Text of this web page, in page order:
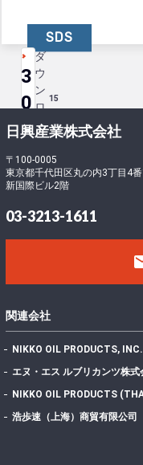
SDS
ダ
ウ
ン
ロ
ー
ド
15
フ
ァ
イ
ル
サ
イ
407.61 KB
イ
数
稿
日
2022年7月7日
最
3
0
-
5
4
5
0
日興産業株式会社
〒100-0005
東京都千代田区丸の内3丁目4
新国際ビル2階
03-3213-1611
関連会社
NIKKO OIL PRODUCTS, INC.
エヌ・エス ルブリカンツ株式
NIKKO OIL PRODUCTS
浩歩速（上海）商貿有限公司